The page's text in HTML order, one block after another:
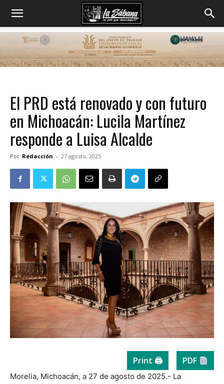
El PRD está renovado y con futuro
en Michoacán: Lucila Martínez
responde a Luisa Alcalde
Por Redacción - 27 agosto, 2025
Print 🖨 PDF
Morelia, Michoacán, a 27 de agosto de 2025.- La